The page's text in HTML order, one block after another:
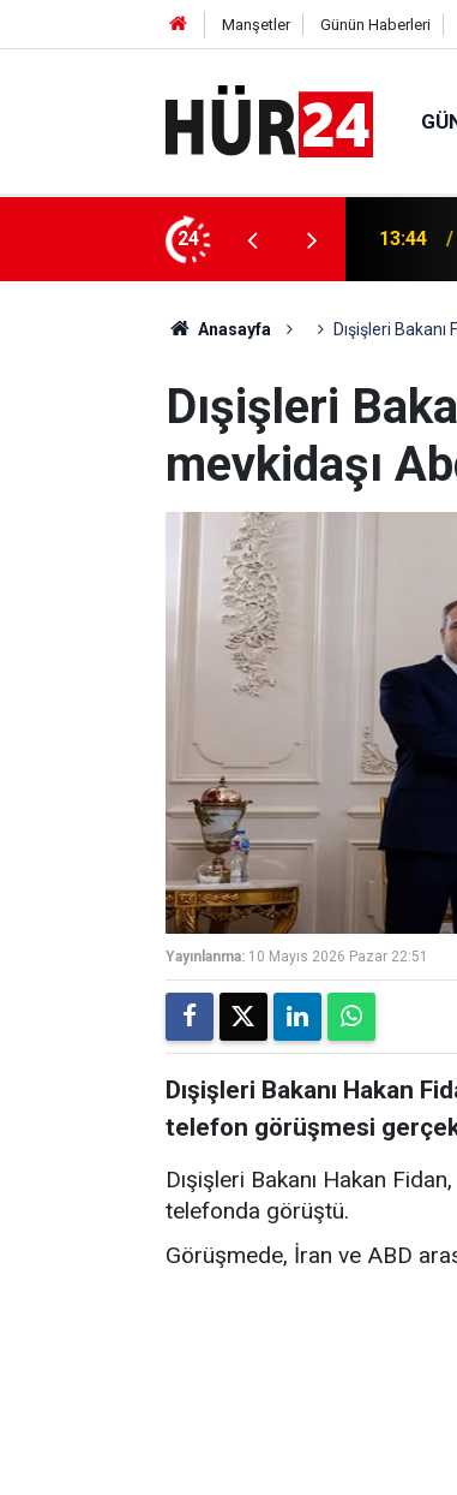
Manşetler Günün Haberleri
24 13:37
Anasayfa Dışişleri Bakanı
Dışişleri
mevkidaşı
Yayınlanma: 10 Mayıs 2026 Pazar 22:51
Dışişleri Bakanı Hakan
telefon görüşmesi
Dışişleri Bakanı Hakan
telefonda görüştü.
Görüşmede, İran ve ABD